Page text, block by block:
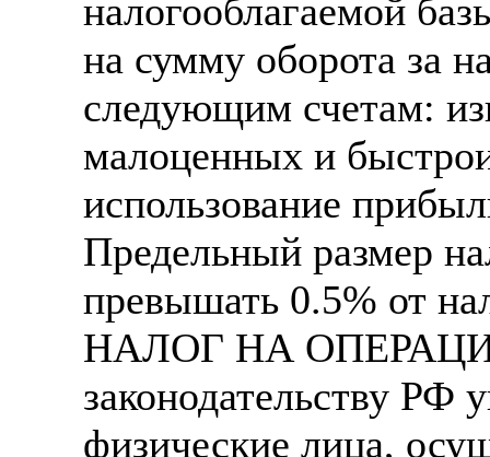
налогооблагаемой
на сумму оборота за
следующим счетам:
малоценных и
использование
Предельный размер
превышать 0.5% от
НАЛОГ НА
законодательству РФ
физические лица,